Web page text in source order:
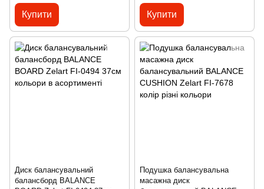
Купити Купити
Диск балансувальний
балансборд BALANCE
Подушка балансувальна
масажна диск